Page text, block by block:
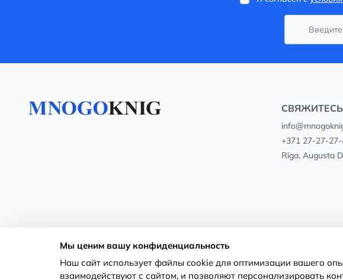
+371 27-27-
Rīga, Augusta
Мы ценим вашу конфиденциальность
Наш сайт использует файлы cookie для оптимизации вашего
взаимодействуют с сайтом, и позволяют персонализировать